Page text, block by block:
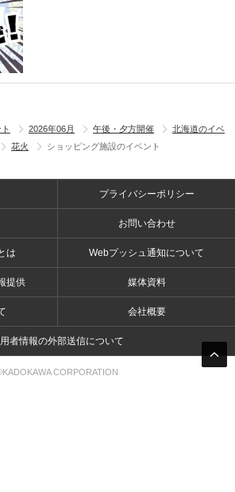
2026年06月 午後・夕方開催
北海道のイベ
花火 ショッピング施設のイベント
プライバシーポリシー
お問い合わせ
は Webプッシュ通知について
提供 媒体資料
会社概要
者情報の外部送信について
CORPORATION